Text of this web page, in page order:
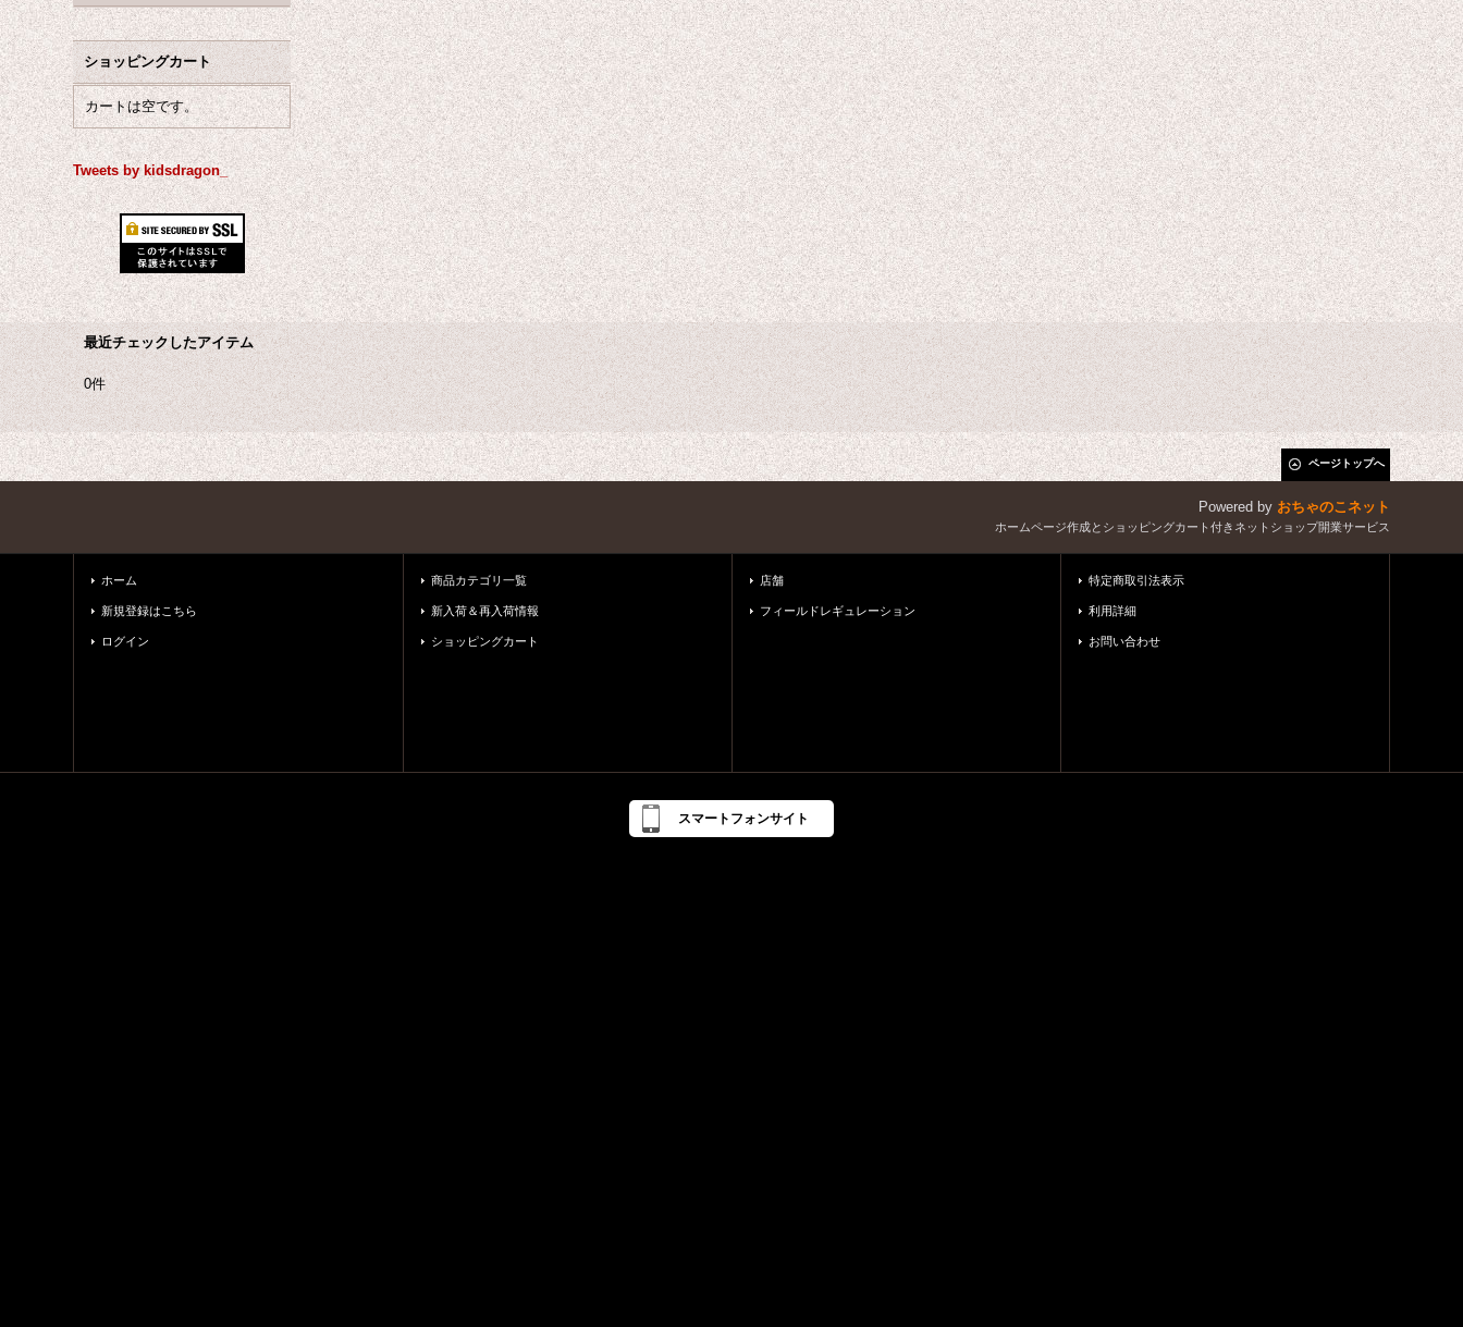
ショッピングカート
カートは空です。
Tweets by kidsdragon_
最近チェックしたアイテム
0件
ページトップへ
Powered by おちゃのこネット
ホームページ作成とショッピングカート付きネットショップ開業サービス
ホーム
新規登録はこちら
ログイン
商品カテゴリ一覧
新入荷＆再入荷情報
ショッピングカート
店舗
フィールドレギュレーション
特定商取引法表示
利用詳細
お問い合わせ
スマートフォンサイト